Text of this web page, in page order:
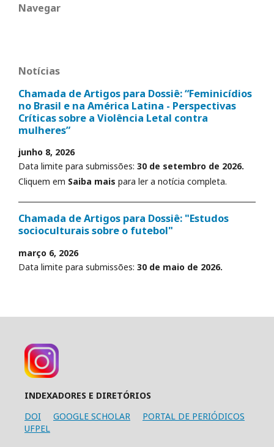
Navegar
Notícias
Chamada de Artigos para Dossiê: “Feminicídios
no Brasil e na América Latina - Perspectivas
Críticas sobre a Violência Letal contra
mulheres”
junho 8, 2026
Data limite para submissões: 30 de setembro de 2026.
Cliquem em Saiba mais para ler a notícia completa.
Chamada de Artigos para Dossiê: "Estudos
socioculturais sobre o futebol"
março 6, 2026
Data limite para submissões: 30 de maio de 2026.
INDEXADORES E DIRETÓRIOS
DOI
GOOGLE SCHOLAR
PORTAL DE PERIÓDICOS
UFPEL